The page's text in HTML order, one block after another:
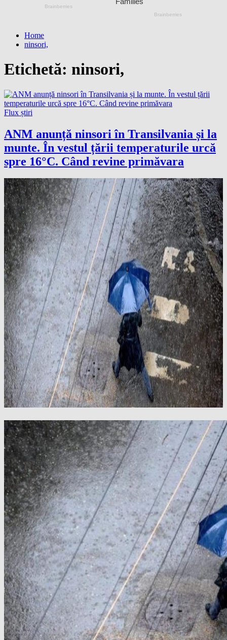
Home
ninsori,
Etichetă: ninsori,
Flux știri
ANM anunță ninsori în Transilvania și la
munte. În vestul țării temperaturile urcă
spre 16°C. Când revine primăvara